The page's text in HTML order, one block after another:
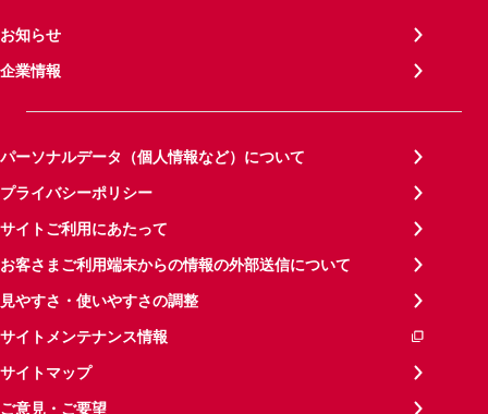
お知らせ
企業情報
パーソナルデータ（個人情報など）について
プライバシーポリシー
サイトご利用にあたって
お客さまご利用端末からの情報の外部送信について
見やすさ・使いやすさの調整
サイトメンテナンス情報
サイトマップ
ご意見・ご要望